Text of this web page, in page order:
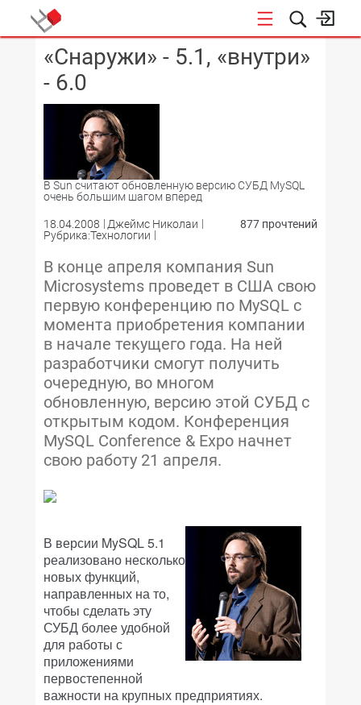
КОНФЕРЕНЦИИ
«Снаружи» - 5.1, «внутри»
- 6.0
В Sun считают обновленную версию СУБД MySQL
очень большим шагом вперед
18.04.2008
Джеймс Николаи
Рубрика:Технологии
877 прочтений
В конце апреля компания Sun
Microsystems проведет в США свою
первую конференцию по MySQL с
момента приобретения компании
в начале текущего года. На ней
разработчики смогут получить
очередную, во многом
обновленную, версию этой СУБД с
открытым кодом. Конференция
MySQL Conference & Expo начнет
свою работу 21 апреля.
В версии MySQL 5.1
реализовано несколько
новых функций,
направленных на то,
чтобы сделать эту
СУБД более удобной
для работы с
приложениями
первостепенной
важности на крупных предприятиях.